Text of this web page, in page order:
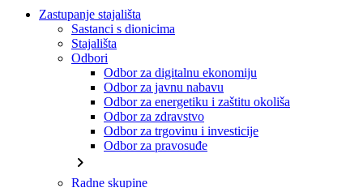
Zastupanje stajališta
Sastanci s dionicima
Stajališta
Odbori
Odbor za digitalnu ekonomiju
Odbor za javnu nabavu
Odbor za energetiku i zaštitu okoliša
Odbor za zdravstvo
Odbor za trgovinu i investicije
Odbor za pravosuđe
chevron_right
Radne skupine